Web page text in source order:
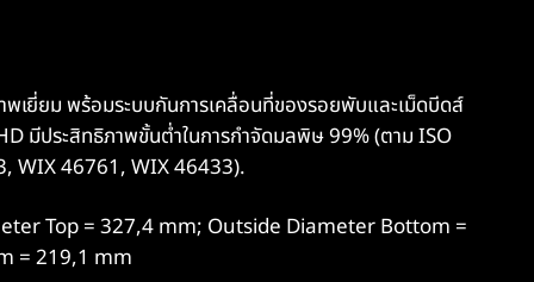
ยี่ยม พร้อมระบบกันการเคลื่อนที่ของรอยพับและเม็ดบีดส์
มีประสิทธิภาพขั้นต่ำในการกำจัดมลพิษ 99% (ตาม ISO
WIX 46761, WIX 46433).
Top = 327,4 mm; Outside Diameter Bottom =
= 219,1 mm